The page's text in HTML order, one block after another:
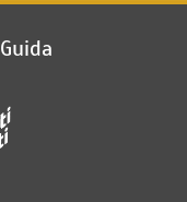
Guida